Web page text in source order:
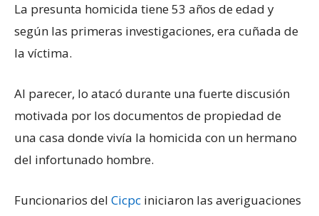
La presunta homicida tiene 53 años de edad y
según las primeras investigaciones, era cuñada de
la víctima.
Al parecer, lo atacó durante una fuerte discusión
motivada por los documentos de propiedad de
una casa donde vivía la homicida con un hermano
del infortunado hombre.
Funcionarios del Cicpc iniciaron las averiguaciones